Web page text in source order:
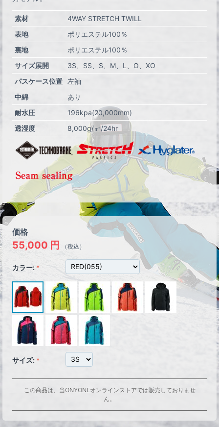
素材
4WAY STRETCH TWILL
表地
ポリエステル100％
裏地
ポリエステル100％
サイズ展開
3S SS S M L O
XO
パスケース位置
左袖
中綿
あり
耐水圧
196kpa(20,000mm)
透湿度
8,000g/㎡/24hr
価格
55,000 円 （税込）
カラー:
サイズ:
この商品は、当ONYONEオンラインストアでは販売しておりませ
ん。